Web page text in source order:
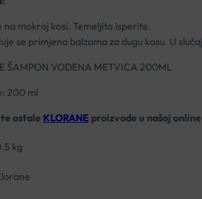
na mokroj kosi. Temeljito isperite.
se primjena balzama za dugu kosu. U
ŠAMPON VODENA METVICA 200ML
200 ml
ostale KLORANE proizvode u našoj
kg